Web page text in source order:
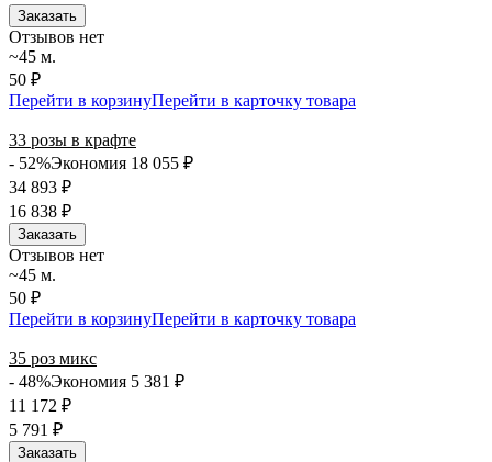
Заказать
Отзывов нет
~45 м.
50 ₽
Перейти в корзинуПерейти в карточку товара
33 розы в крафте
- 52%Экономия 18 055 ₽
34 893 ₽
16 838 ₽
Заказать
Отзывов нет
~45 м.
50 ₽
Перейти в корзинуПерейти в карточку товара
35 роз микс
- 48%Экономия 5 381 ₽
11 172 ₽
5 791 ₽
Заказать